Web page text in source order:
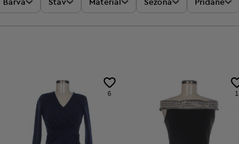
Barva Stav Materiál Sezóna Přidané
6 1